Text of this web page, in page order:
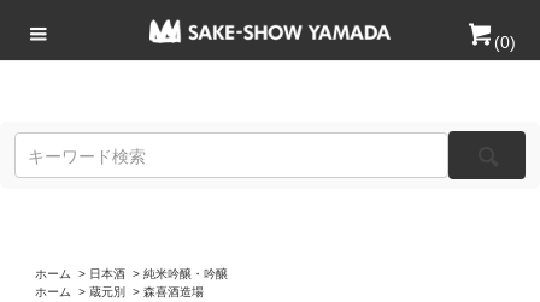
(0)
ホーム > 日本酒 > 純米吟醸・吟醸
ホーム
> 蔵元別 > 森喜酒造場